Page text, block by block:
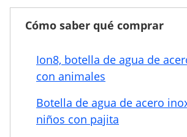
Cómo saber qué comprar
Ion8, botella de agua de
con animales
Botella de agua de acero
niños con pajita